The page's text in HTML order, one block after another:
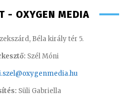
- OXYGEN MEDIA
Béla király tér 5.
Szél Móni
Süli Gabriella